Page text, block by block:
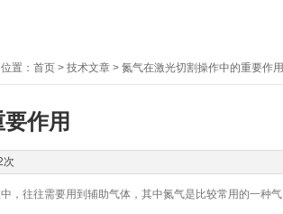
置： 首页 > 技术文章 > 氮气在激光切割操作中的重要作用
作用
次
往往需要用到辅助气体，其中氮气是比较常用的一种气